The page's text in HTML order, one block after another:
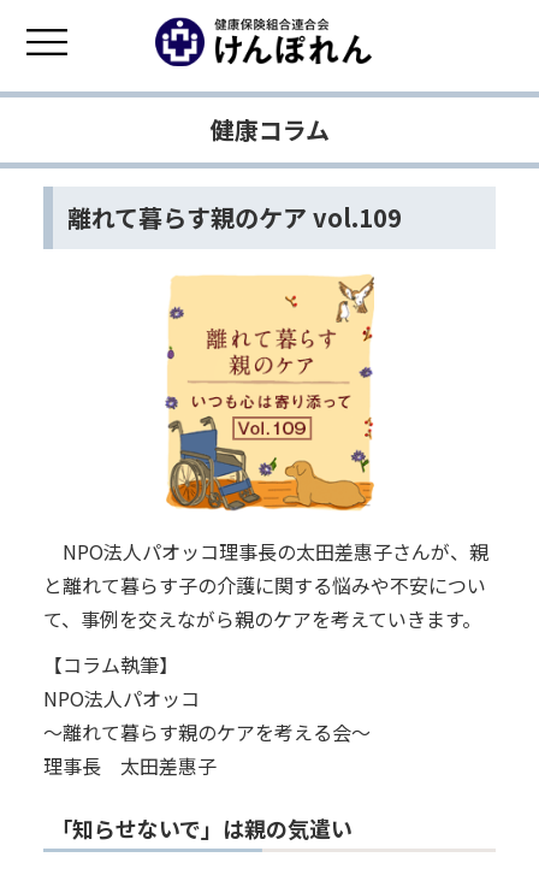
健康コラム
離れて暮らす親のケア vol.109
NPO法人パオッコ理事長の太田差惠子さんが、親
と離れて暮らす子の介護に関する悩みや不安につい
て、事例を交えながら親のケアを考えていきます。
【コラム執筆】
NPO法人パオッコ
～離れて暮らす親のケアを考える会～
理事長 太田差惠子
「知らせないで」は親の気遣い